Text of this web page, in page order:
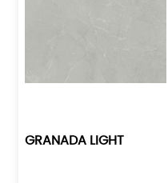
GRANADA LIGHT